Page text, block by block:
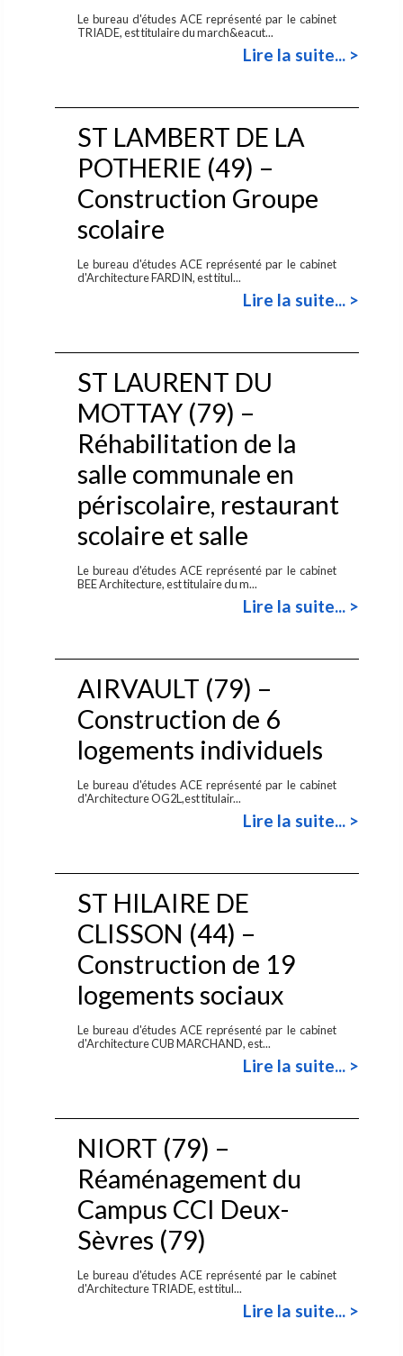
Le bureau d'études ACE représenté par le cabinet
TRIADE, est titulaire du march&eacut...
Lire la suite... >
ST LAMBERT DE LA
POTHERIE (49) –
Construction Groupe
scolaire
Le bureau d'études ACE représenté par le cabinet
d'Architecture FARDIN, est titul...
Lire la suite... >
ST LAURENT DU
MOTTAY (79) –
Réhabilitation de la
salle communale en
périscolaire, restaurant
scolaire et salle
Le bureau d'études ACE représenté par le cabinet
BEE Architecture, est titulaire du m...
Lire la suite... >
AIRVAULT (79) –
Construction de 6
logements individuels
Le bureau d'études ACE représenté par le cabinet
d'Architecture OG2L,est titulair...
Lire la suite... >
ST HILAIRE DE
CLISSON (44) –
Construction de 19
logements sociaux
Le bureau d'études ACE représenté par le cabinet
d'Architecture CUB MARCHAND, est...
Lire la suite... >
NIORT (79) –
Réaménagement du
Campus CCI Deux-
Sèvres (79)
Le bureau d'études ACE représenté par le cabinet
d'Architecture TRIADE, est titul...
Lire la suite... >